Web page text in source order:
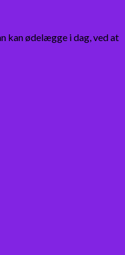
kan ødelægge i dag, ved at